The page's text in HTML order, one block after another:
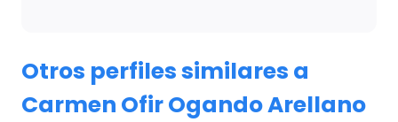
Otros perfiles similares a
Carmen Ofir Ogando Arellano